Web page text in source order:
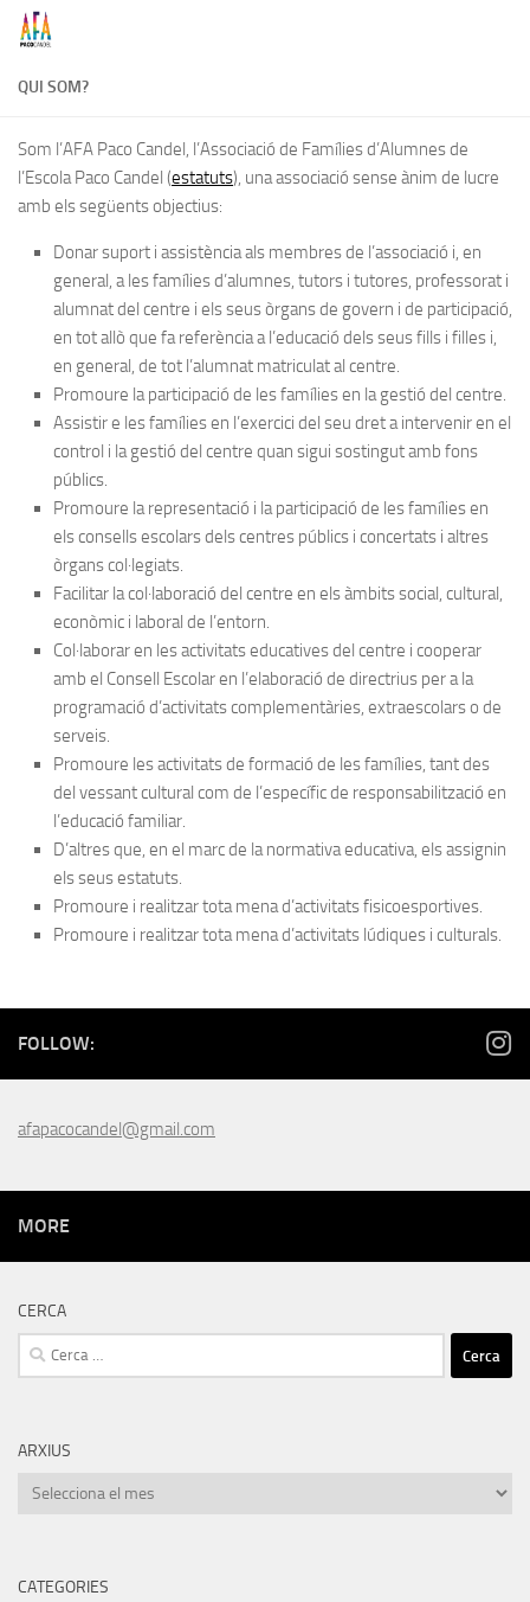
Skip to content
QUI SOM?
Som l’AFA Paco Candel, l’Associació de Famílies d’Alumnes de
l’Escola Paco Candel (estatuts), una associació sense ànim de lucre
amb els següents objectius:
Donar suport i assistència als membres de l’associació i, en
general, a les famílies d’alumnes, tutors i tutores, professorat i
alumnat del centre i els seus òrgans de govern i de participació,
en tot allò que fa referència a l’educació dels seus fills i filles i,
en general, de tot l’alumnat matriculat al centre.
Promoure la participació de les famílies en la gestió del centre.
Assistir e les famílies en l’exercici del seu dret a intervenir en el
control i la gestió del centre quan sigui sostingut amb fons
públics.
Promoure la representació i la participació de les famílies en
els consells escolars dels centres públics i concertats i altres
òrgans col·legiats.
Facilitar la col·laboració del centre en els àmbits social, cultural,
econòmic i laboral de l’entorn.
Col·laborar en les activitats educatives del centre i cooperar
amb el Consell Escolar en l’elaboració de directrius per a la
programació d’activitats complementàries, extraescolars o de
serveis.
Promoure les activitats de formació de les famílies, tant des
del vessant cultural com de l’específic de responsabilització en
l’educació familiar.
D’altres que, en el marc de la normativa educativa, els assignin
els seus estatuts.
Promoure i realitzar tota mena d’activitats fisicoesportives.
Promoure i realitzar tota mena d’activitats lúdiques i culturals.
FOLLOW:
afapacocandel@gmail.com
MORE
CERCA
Cerca:
ARXIUS
Arxius
CATEGORIES